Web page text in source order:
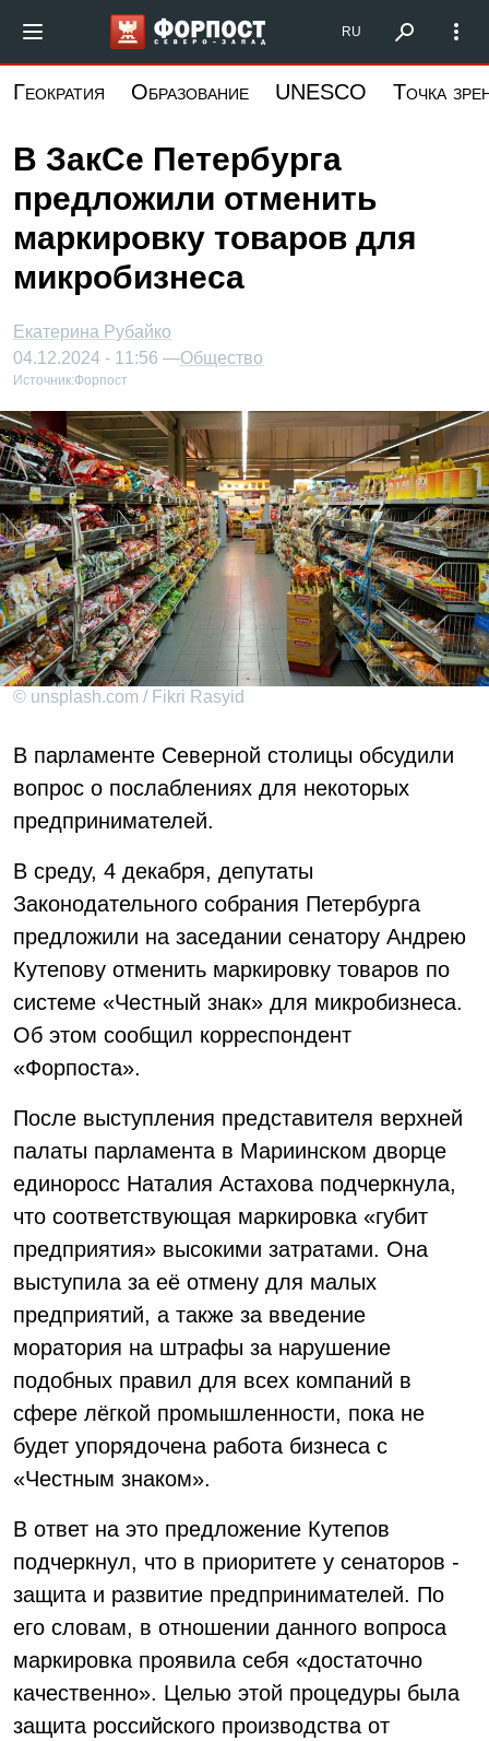
основному
Форпост Северо-Запад
RU
Геократия Образование UNESCO Точка
В ЗакСе Петербурга
предложили отменить
маркировку товаров для
микробизнеса
Екатерина Рубайко
04.12.2024 - 11:56 —Общество
Источник:Форпост
© unsplash.com / Fikri Rasyid
В парламенте Северной столицы обсудили
вопрос о послаблениях для некоторых
предпринимателей.
В среду, 4 декабря, депутаты
Законодательного собрания Петербурга
предложили на заседании сенатору Андрею
Кутепову отменить маркировку товаров по
системе «Честный знак» для микробизнеса.
Об этом сообщил корреспондент
«Форпоста».
После выступления представителя верхней
палаты парламента в Мариинском дворце
единоросс Наталия Астахова подчеркнула,
что соответствующая маркировка «губит
предприятия» высокими затратами. Она
выступила за её отмену для малых
предприятий, а также за введение
моратория на штрафы за нарушение
подобных правил для всех компаний в
сфере лёгкой промышленности, пока не
будет упорядочена работа бизнеса с
«Честным знаком».
В ответ на это предложение Кутепов
подчеркнул, что в приоритете у сенаторов -
защита и развитие предпринимателей. По
его словам, в отношении данного вопроса
маркировка проявила себя «достаточно
качественно». Целью этой процедуры была
защита российского производства от